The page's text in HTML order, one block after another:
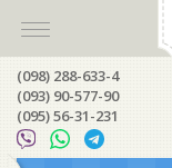
(098) 288-633-4
(093) 90-577-90
(095) 56-31-231